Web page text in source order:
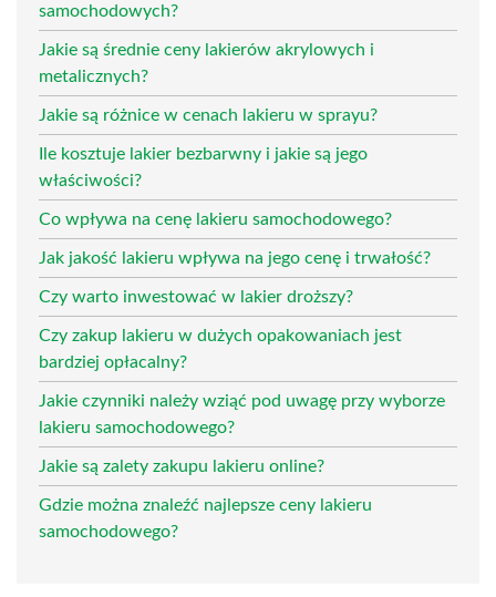
samochodowych?
Jakie są średnie ceny lakierów akrylowych i
metalicznych?
Jakie są różnice w cenach lakieru w sprayu?
Ile kosztuje lakier bezbarwny i jakie są jego
właściwości?
Co wpływa na cenę lakieru samochodowego?
Jak jakość lakieru wpływa na jego cenę i trwałość?
Czy warto inwestować w lakier droższy?
Czy zakup lakieru w dużych opakowaniach jest
bardziej opłacalny?
Jakie czynniki należy wziąć pod uwagę przy wyborze
lakieru samochodowego?
Jakie są zalety zakupu lakieru online?
Gdzie można znaleźć najlepsze ceny lakieru
samochodowego?